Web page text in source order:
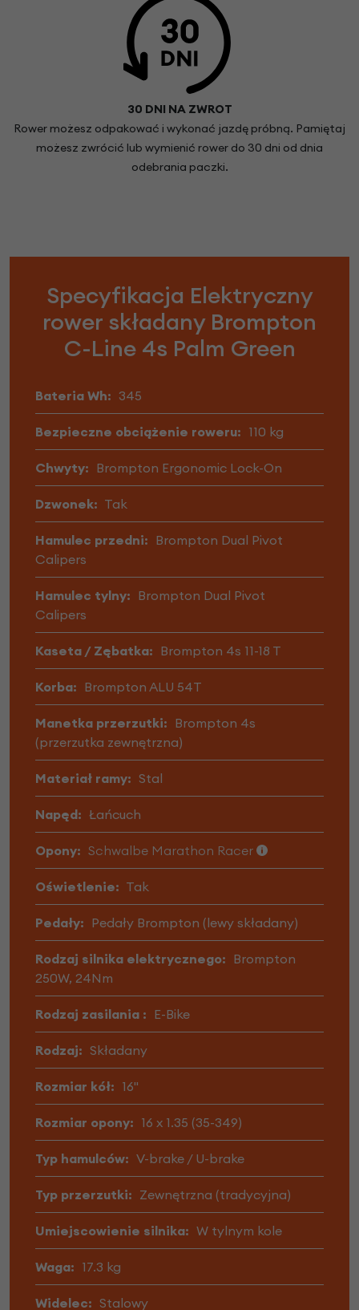
30 DNI NA ZWROT
Rower możesz odpakować i wykonać jazdę próbną. Pamiętaj
możesz zwrócić lub wymienić rower do 30 dni od dnia
odebrania paczki.
Specyfikacja Elektryczny
rower składany Brompton
C-Line 4s Palm Green
Bateria Wh: 345
Bezpieczne obciążenie roweru: 110 kg
Chwyty: Brompton Ergonomic Lock-On
Dzwonek: Tak
Hamulec przedni: Brompton Dual Pivot
Calipers
Hamulec tylny: Brompton Dual Pivot
Calipers
Kaseta / Zębatka: Brompton 4s 11-18 T
Korba: Brompton ALU 54T
Manetka przerzutki: Brompton 4s
(przerzutka zewnętrzna)
Materiał ramy: Stal
Napęd: Łańcuch
Opony: Schwalbe Marathon Racer
Oświetlenie: Tak
Pedały: Pedały Brompton (lewy składany)
Rodzaj silnika elektrycznego: Brompton
250W, 24Nm
Rodzaj zasilania : E-Bike
Rodzaj: Składany
Rozmiar kół: 16"
Rozmiar opony: 16 x 1.35 (35-349)
Typ hamulców: V-brake / U-brake
Typ przerzutki: Zewnętrzna (tradycyjna)
Umiejscowienie silnika: W tylnym kole
Waga: 17.3 kg
Widelec: Stalowy